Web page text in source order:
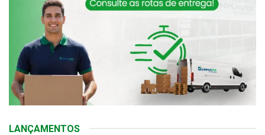
LANÇAMENTOS